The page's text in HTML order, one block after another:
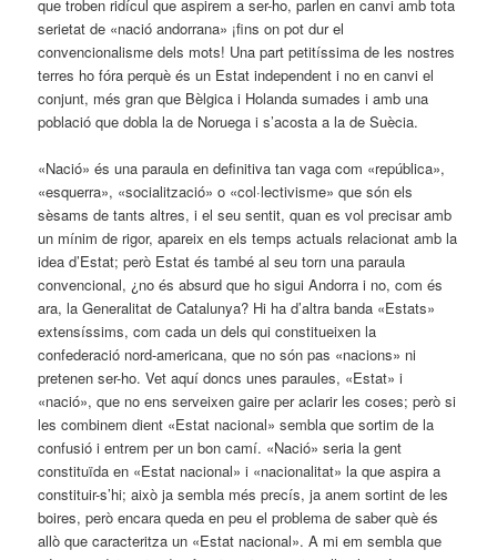
que troben ridícul que aspirem a ser-ho, parlen en canvi amb tota
serietat de «nació andorrana» ¡fins on pot dur el
convencionalisme dels mots! Una part petitíssima de les nostres
terres ho fóra perquè és un Estat independent i no en canvi el
conjunt, més gran que Bèlgica i Holanda sumades i amb una
població que dobla la de Norue­ga i s’acosta a la de Suècia.
«Nació» és una paraula en definitiva tan vaga com «república»,
«esquerra», «socialització» o «col·lectivisme» que són els
sèsams de tants altres, i el seu sentit, quan es vol precisar amb
un mínim de rigor, apareix en els temps actuals relacionat amb la
idea d’Estat; però Estat és també al seu torn una paraula
convencional, ¿no és absurd que ho sigui Andorra i no, com és
ara, la Generalitat de Catalunya? Hi ha d’altra banda «Estats»
extensíssims, com cada un dels qui constitueixen la
confederació nord-americana, que no són pas «nacions» ni
pretenen ser-ho. Vet aquí doncs unes paraules, «Estat» i
«nació», que no ens serveixen gaire per aclarir les coses; però si
les combinem dient «Estat nacional» sembla que sortim de la
confusió i entrem per un bon camí. «Nació» seria la gent
constituïda en «Estat nacional» i «nacionalitat» la que aspira a
constituir-s’hi; això ja sembla més precís, ja anem sortint de les
boires, però encara queda en peu el problema de saber què és
allò que caracteritza un «Estat nacional». A mi em sembla que